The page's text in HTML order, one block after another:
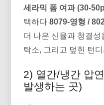
세라믹 폼 여과 (30-
택하다8079-영형 /
더 나은 신율과 청결성
탁소, 그리고 덮힌 턴디
2) 열간/냉간 압
발생하는 곳)